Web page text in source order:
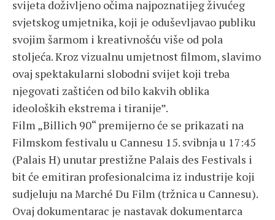
svijeta doživljeno očima najpoznatijeg živućeg
svjetskog umjetnika, koji je oduševljavao publiku
svojim šarmom i kreativnošću više od pola
stoljeća. Kroz vizualnu umjetnost filmom, slavimo
ovaj spektakularni slobodni svijet koji treba
njegovati zaštićen od bilo kakvih oblika
ideoloških ekstrema i tiranije”.
Film „Billich 90“ premijerno će se prikazati na
Filmskom festivalu u Cannesu 15. svibnja u 17:45
(Palais H) unutar prestižne Palais des Festivals i
bit će emitiran profesionalcima iz industrije koji
sudjeluju na Marché Du Film (tržnica u Cannesu).
Ovaj dokumentarac je nastavak dokumentarca